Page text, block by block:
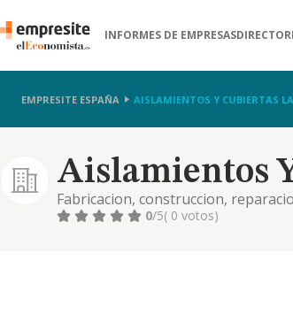
INFORMES DE EMPRESAS
EMPRESITE ESPAÑA AISLAMIENTOS Y CUBIERTAS
Aislamientos
Fabricacion, construccion,
material, sea organico o
0/5( 0 votos)